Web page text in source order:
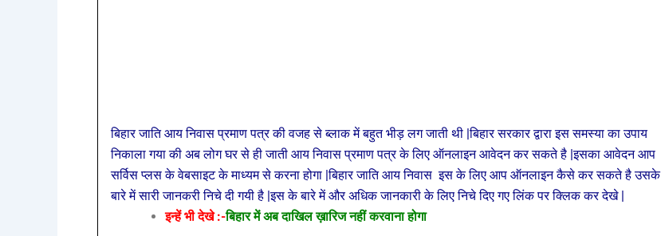
बिहार जाति आय निवास प्रमाण पत्र की वजह सेब्लाक में बहुत भीड़ लग जाती थी |बिहार सरकार द्वारा इस समस्या का उपाय
निकाला गया की अब लोग घर से ही जाती आय निवास प्रमाण पत्र के लिए ऑनलाइन आवेदन कर सकते है |इसका आवेदन आप
सर्विस प्लस के वेबसाइट के माध्यम से करना होगा |बिहार जाति आय निवासइस के लिए आप ऑनलाइन कैसे कर सकते है उसके
बारे में सारी जानकरी निचे दी गयी है |इस के बारे में और अधिक जानकारी के लिए निचे दिए गए लिंक पर क्लिक कर देखे |
इन्हें भी देखे :-बिहार में अब दाखिल ख़ारिज नहीं करवाना होगा